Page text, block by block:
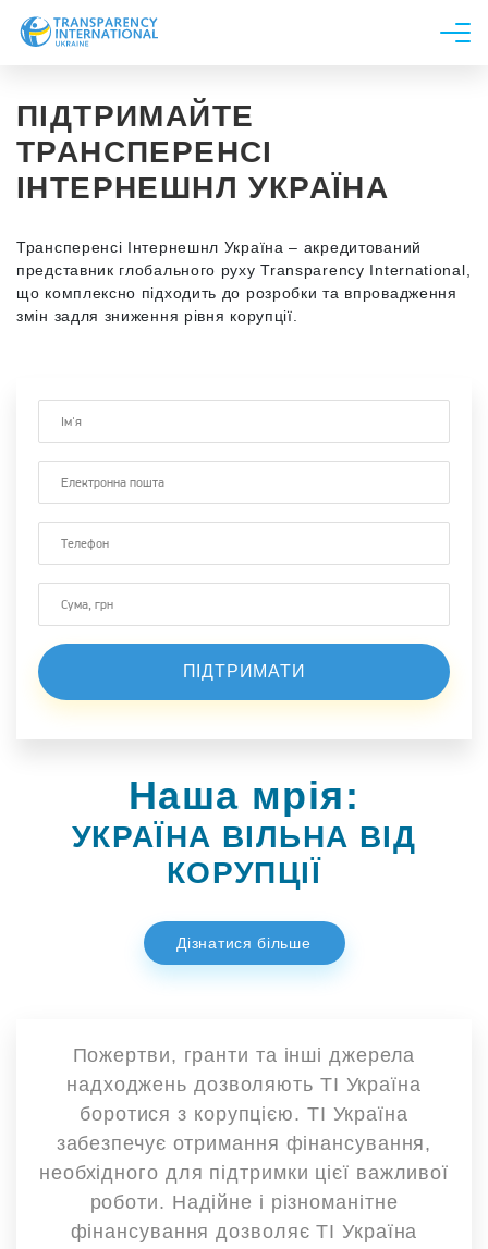
Новини
Дослідження
Напрями роботи
Долучитися
ПІДТРИМАЙТЕ
ТРАНСПЕРЕНСІ
ІНТЕРНЕШНЛ УКРАЇНА
Трансперенсі Інтернешнл Україна – акредитований
представник глобального руху Transparency International,
що комплексно підходить до розробки та впровадження
змін задля зниження рівня корупції.
Наша мрія:
УКРАЇНА ВІЛЬНА ВІД
КОРУПЦІЇ
Дізнатися більше
Пожертви, гранти та інші джерела
надходжень дозволяють ТІ Україна
боротися з корупцією. ТІ Україна
забезпечує отримання фінансування,
необхідного для підтримки цієї важливої
роботи. Надійне і різноманітне
фінансування дозволяє ТІ Україна